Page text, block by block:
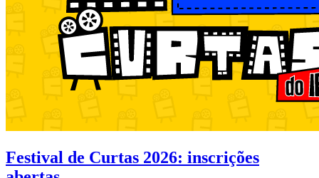
Festival de Curtas 2026: inscrições